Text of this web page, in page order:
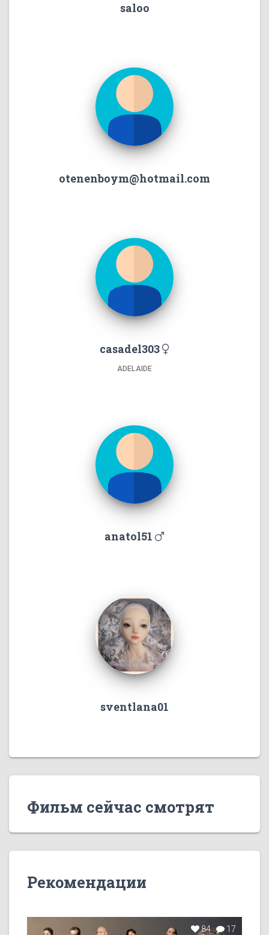
saloo
otenenboym@hotmail.com
casadel303
ADELAIDE
anatol51
sventlana01
Фильм сейчас смотрят
Рекомендации
84 17